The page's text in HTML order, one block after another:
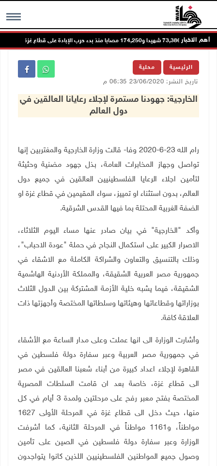
MENU أهم الاخبار73,386 شهيدا و174,250 مصابا منذ بدء حرب الإبادة على قطاع غزة
الرئيسية محلية
تاريخ النشر: 23/06/2020 06:35 م
الخارجية: جهودنا مستمرة لإجلاء رعايانا العالقين في
دول العالم
رام الله 23-6-2020 وفا- قالت وزارة الخارجية والمغتربين إنها
تواصل وجهاز المخابرات العامة، بذل جهود مضنية وحثيثة
لتأمين اجلاء الرعايا الفلسطينيين العالقين في جميع دول
العالم، بدون استثناء او تمييز، سواء المقيمين في قطاع غزة او
الضفة الغربية المحتلة بما فيها القدس الشرقية.
وأكد "الخارجية" في بيان صادر عنها مساء اليوم الثلاثاء،
الاصرار الكبير على استكمال النجاح في حملة "عودة الاحباب"،
وذلك بالتنسيق والتعاون والشراكة الكاملة مع الاشقاء في
جمهورية مصر العربية الشقيقة، والمملكة الأردنية الهاشمية
الشقيقة، فيما يشبه خلية الأزمة المشتركة بين الدول الثلاث
بوزاراتها وقطاعاتها وهيئاتها وسلطاتها المختصة وأجهزتها ذات
العلاقة كافة.
وأشارت الوزارة الى انها عملت وعلى مدار الساعة مع الأشقاء
في جمهورية مصر العربية وعبر سفارة دولة فلسطين في
القاهرة لإجلاء اعداد كبيرة من أبناء شعبنا العالقين في مصر
الى قطاع غزة، خاصة بعد ان قامت السلطات المصرية
المختصة بفتح معبر رفح على مرحلتين ولمدة 3 أيام في كل
منها، حيث دخل الى قطاع غزة في المرحلة الأولى 1627
مواطناً، و1161 مواطناً في المرحلة الثانية، كما أشرفت
الوزارة وعبر سفارة دولة فلسطين في الصين على تأمين
وصول جميع المواطنين الفلسطينيين اللذين كانوا يتواجدون